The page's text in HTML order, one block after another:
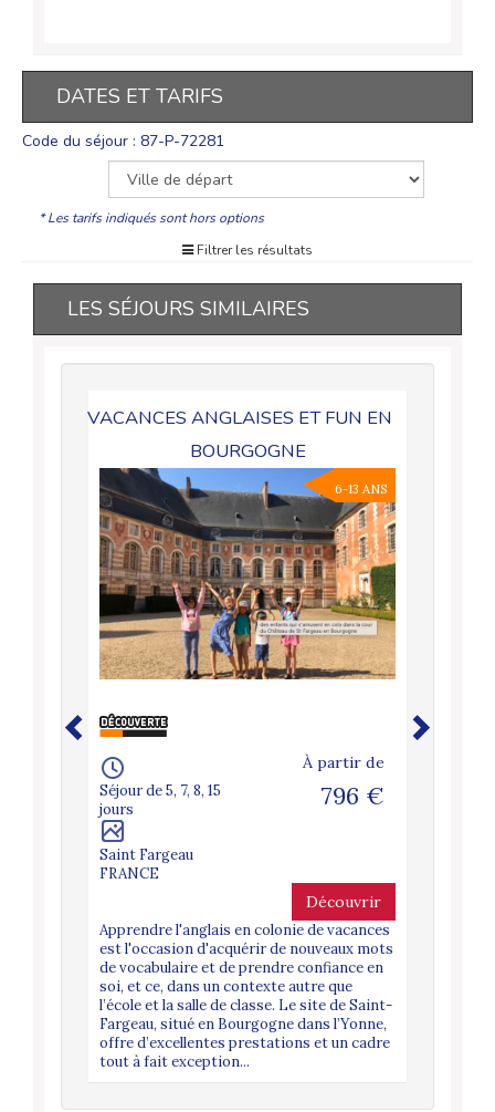
DATES ET TARIFS
Code du séjour : 87-P-72281
* Les tarifs indiqués sont hors options
Filtrer les résultats
LES SÉJOURS SIMILAIRES
VACANCES ANGLAISES ET FUN EN
BOURGOGNE
6-13 ANS
Séjour de 5, 7, 8, 15
jours
Saint Fargeau
FRANCE
À partir de
796 €
Découvrir
Apprendre l'anglais en colonie de vacances
est l'occasion d'acquérir de nouveaux mots
de vocabulaire et de prendre confiance en
soi, et ce, dans un contexte autre que
l’école et la salle de classe. Le site de Saint-
Fargeau, situé en Bourgogne dans l’Yonne,
offre d’excellentes prestations et un cadre
tout à fait exception...